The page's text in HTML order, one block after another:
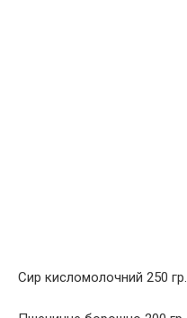
Сир кисломолочний 250 гр.